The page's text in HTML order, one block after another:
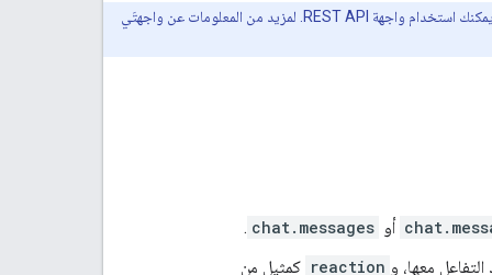
تستخدم نماذج الرموز البرمجية في هذه الصفحة واجهة gRPC API مع مكتبات عملاء Google Cloud. بدلاً من ذلك، يمكنك استخدام واجهة REST API. لمزيد من المعلومات عن واجهتَي
أو chat.messages
.
معها، و reaction كمثيل من